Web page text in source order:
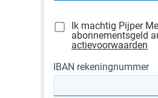
Ik machtig Pijper
abonnementsgeld
actievoorwaarden
IBAN rekeningnummer